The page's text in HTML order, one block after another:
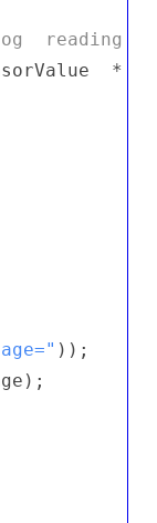
reading
*
));